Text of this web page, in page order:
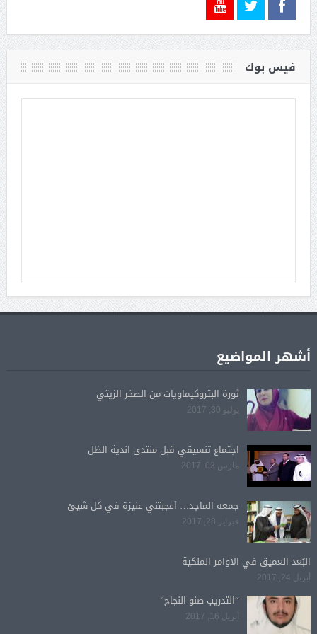
فيس بوك
أشهر المواضيع
ثورة البتروكيماويات من الصخر الزيتي
يوليو 30, 2017
اجتماع تنسيقي قبل منتدى اندية الظل
مارس 03, 2017
جمعه الماجد… أعجبتني عنيزة في كل شيئ
فبراير 28, 2017
البُعد العميق في الأوامر الملكية
أبريل 24, 2017
“التدريب صنو النجاح”
أبريل 16, 2017